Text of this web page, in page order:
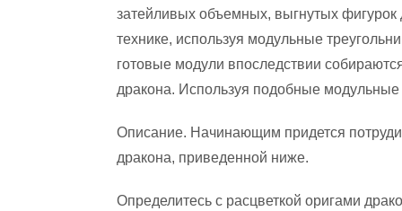
затейливых объемных, выгнутых фигурок
технике, используя модульные
готовые модули впоследствии
дракона. Используя подобные
Описание. Начинающим придется
дракона, приведенной ниже.
Определитесь с расцветкой оригами